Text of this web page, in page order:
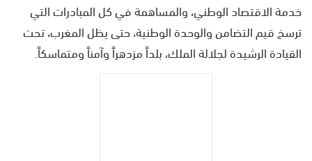
خدمة الاقتصاد الوطني، والمساهمة في كل المبادرات التي
ترسخ قيم التضامن والوحدة الوطنية، حتى يظل المغرب، تحت
القيادة الرشيدة لجلالة الملك، بلداً مزدهراً وآمناً ومتماسكاً.